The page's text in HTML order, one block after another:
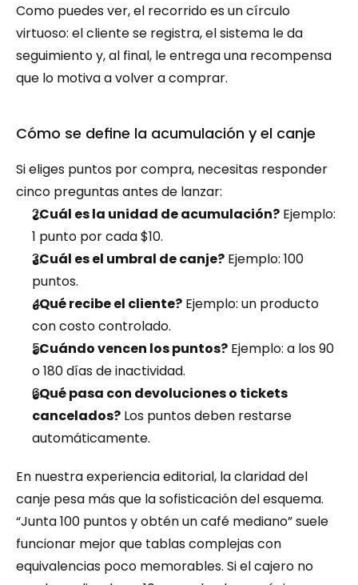
Como puedes ver, el recorrido es un círculo
virtuoso: el cliente se registra, el sistema le da
seguimiento y, al final, le entrega una recompensa
que lo motiva a volver a comprar.
Cómo se define la acumulación y el canje
Si eliges puntos por compra, necesitas responder
cinco preguntas antes de lanzar:
¿Cuál es la unidad de acumulación? Ejemplo:
1 punto por cada $10.
¿Cuál es el umbral de canje? Ejemplo: 100
puntos.
¿Qué recibe el cliente? Ejemplo: un producto
con costo controlado.
¿Cuándo vencen los puntos? Ejemplo: a los 90
o 180 días de inactividad.
¿Qué pasa con devoluciones o tickets
cancelados? Los puntos deben restarse
automáticamente.
En nuestra experiencia editorial, la claridad del
canje pesa más que la sofisticación del esquema.
“Junta 100 puntos y obtén un café mediano” suele
funcionar mejor que tablas complejas con
equivalencias poco memorables. Si el cajero no